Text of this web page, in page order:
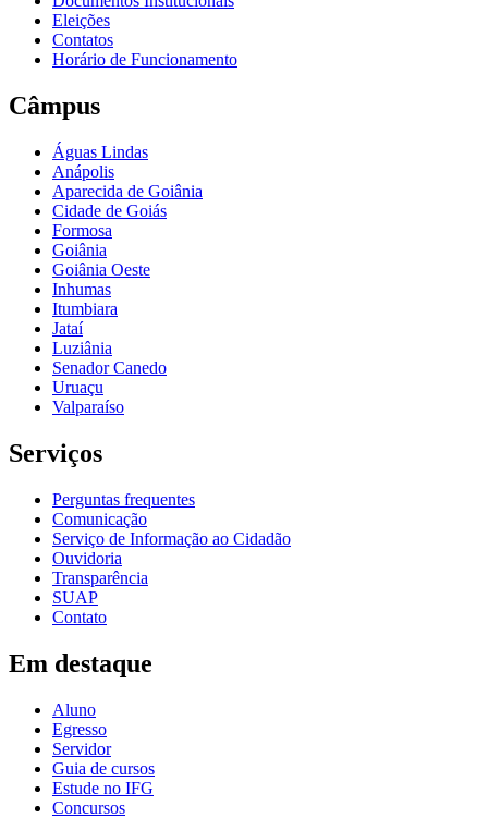
Eleições
Contatos
Horário de Funcionamento
Câmpus
Águas Lindas
Anápolis
Aparecida de Goiânia
Cidade de Goiás
Formosa
Goiânia
Goiânia Oeste
Inhumas
Itumbiara
Jataí
Luziânia
Senador Canedo
Uruaçu
Valparaíso
Serviços
Perguntas frequentes
Comunicação
Serviço de Informação ao Cidadão
Ouvidoria
Transparência
SUAP
Contato
Em destaque
Aluno
Egresso
Servidor
Guia de cursos
Estude no IFG
Concursos